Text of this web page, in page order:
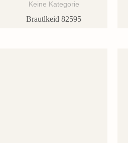
Keine Kategorie
Brautlkeid 82595